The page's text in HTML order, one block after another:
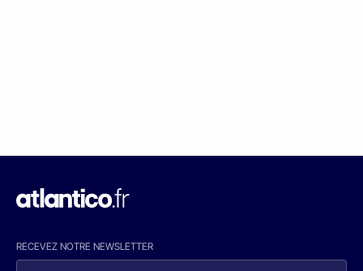
RECEVEZ NOTRE NEWSLETTER